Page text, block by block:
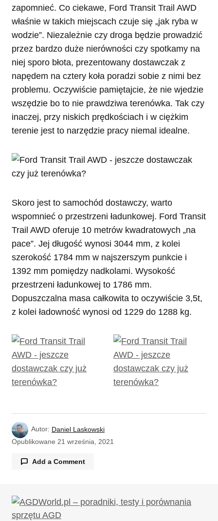
zapomnieć. Co ciekawe, Ford Transit Trail AWD
właśnie w takich miejscach czuje się „jak ryba w
wodzie”. Niezależnie czy droga będzie prowadzić
przez bardzo duże nierówności czy spotkamy na
niej sporo błota, prezentowany dostawczak z
napędem na cztery koła poradzi sobie z nimi bez
problemu. Oczywiście pamiętajcie, że nie wjedzie
wszędzie bo to nie prawdziwa terenówka. Tak czy
inaczej, przy niskich prędkościach i w ciężkim
terenie jest to narzędzie pracy niemal idealne.
Skoro jest to samochód dostawczy, warto
wspomnieć o przestrzeni ładunkowej. Ford Transit
Trail AWD oferuje 10 metrów kwadratowych „na
pace”. Jej długość wynosi 3044 mm, z kolei
szerokość 1784 mm w najszerszym punkcie i
1392 mm pomiędzy nadkolami. Wysokość
przestrzeni ładunkowej to 1786 mm.
Dopuszczalna masa całkowita to oczywiście 3,5t,
z kolei ładowność wynosi od 1229 do 1288 kg.
Autor: Daniel Laskowski
Opublikowane 21 września, 2021
Add a Comment
No ładnie! Transit w wersji ,, Scout ” !
Odpowiedz